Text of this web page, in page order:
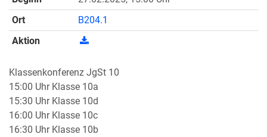
Ort
B204.1
Aktion
Klassenkonferenz JgSt 10
15:00 Uhr Klasse 10a
15:30 Uhr Klasse 10d
16:00 Uhr Klasse 10c
16:30 Uhr Klasse 10b